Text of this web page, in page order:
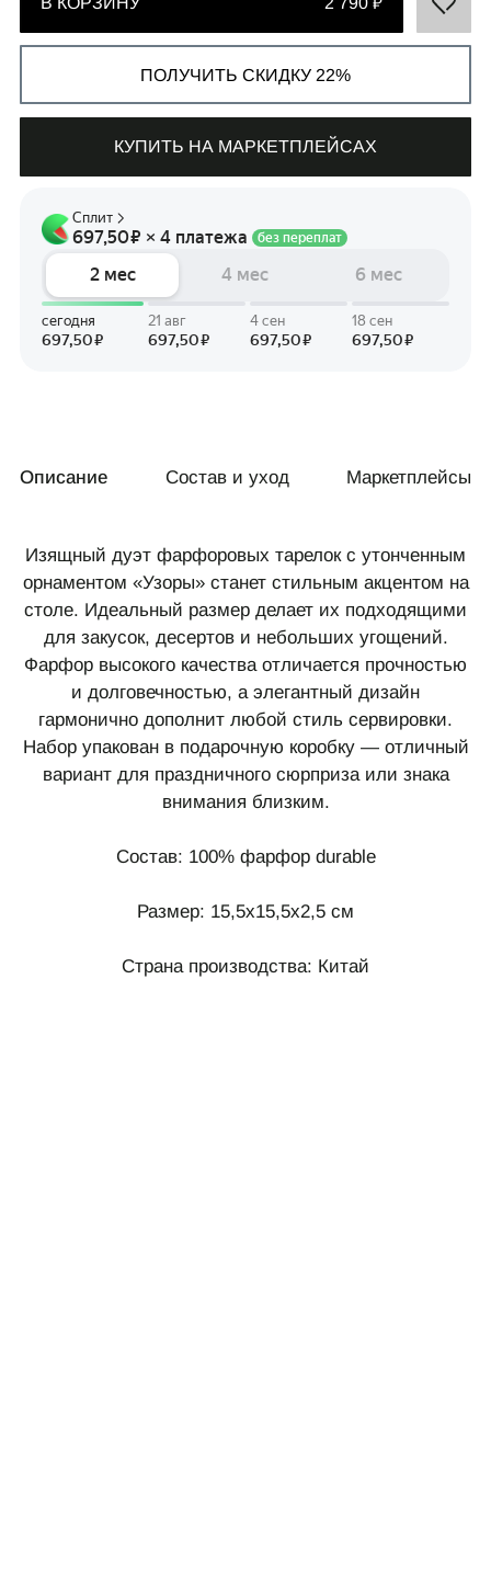
ПОЛУЧИТЬ СКИДКУ 22%
КУПИТЬ НА МАРКЕТПЛЕЙСАХ
Описание Состав и уход Маркетплейсы
Изящный дуэт фарфоровых тарелок с утонченным
орнаментом «Узоры» станет стильным акцентом на
столе. Идеальный размер делает их подходящими
для закусок, десертов и небольших угощений.
Фарфор высокого качества отличается прочностью
и долговечностью, а элегантный дизайн
гармонично дополнит любой стиль сервировки.
Набор упакован в подарочную коробку — отличный
вариант для праздничного сюрприза или знака
внимания близким.
Состав: 100% фарфор durable
Размер: 15,5x15,5x2,5 см
Страна производства: Китай
СВЯЗАТЬСЯ С НАМИ
+7 495 011-28-05
Телеграм
Whats App